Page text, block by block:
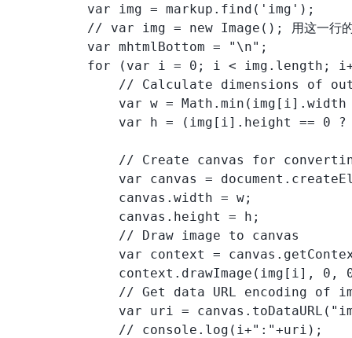
          var img = markup.find('img');
// var img = new Image(); 用这一行的
          var mhtmlBottom = "\n";
for (var i = 0; i < img.length;
// Calculate dimensions of
var w =
var h = (img[i].height == 0
// Create canvas for
var canvas =
              canvas.width = w;
              canvas.height = h;
              // Draw image to canvas
var context =
context.drawImage(img[i], 0,
// Get data URL encoding of
var uri =
              // console.log(i+":"+uri);